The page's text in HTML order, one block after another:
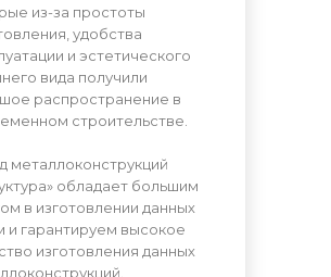
из-за простоты
удобства
и эстетического
вида получили
распространение в
строительстве.
металлоконструкций
обладает большим
в изготовлении данных
и гарантируем высокое
изготовления данных